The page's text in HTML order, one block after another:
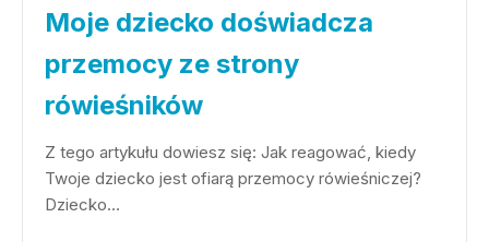
Moje dziecko doświadcza
przemocy ze strony
rówieśników
Z tego artykułu dowiesz się: Jak reagować, kiedy
Twoje dziecko jest ofiarą przemocy rówieśniczej?
Dziecko…